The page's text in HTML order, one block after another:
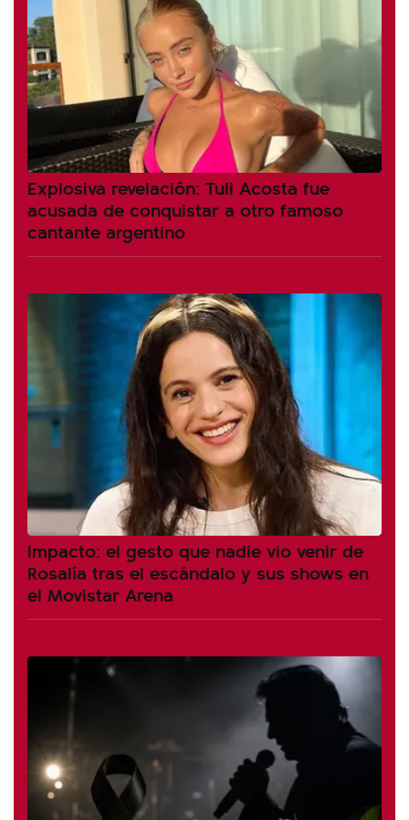
Explosiva revelación: Tuli Acosta fue
acusada de conquistar a otro famoso
cantante argentino
Impacto: el gesto que nadie vio venir de
Rosalía tras el escándalo y sus shows en
el Movistar Arena